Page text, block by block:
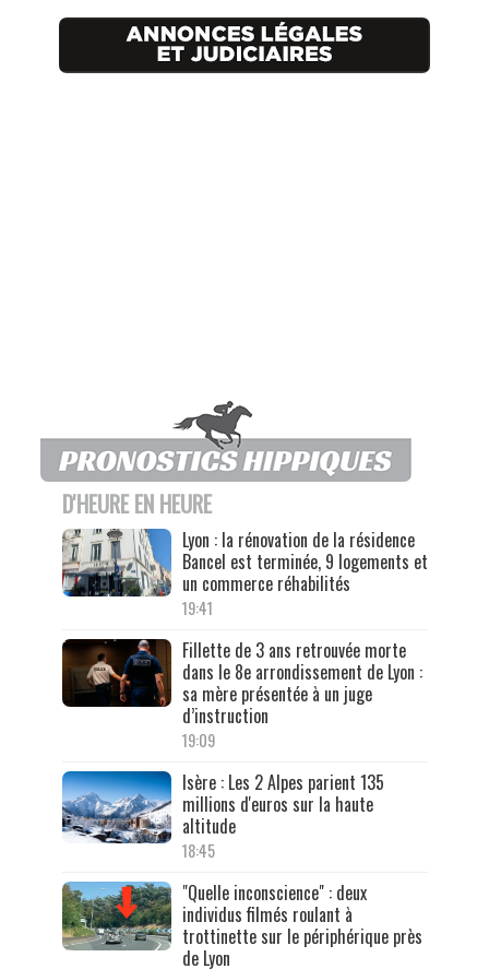
D'HEURE EN HEURE
Lyon : la rénovation de la résidence
Bancel est terminée, 9 logements et
un commerce réhabilités
19:41
Fillette de 3 ans retrouvée morte
dans le 8e arrondissement de Lyon :
sa mère présentée à un juge
d’instruction
19:09
Isère : Les 2 Alpes parient 135
millions d'euros sur la haute
altitude
18:45
"Quelle inconscience" : deux
individus filmés roulant à
trottinette sur le périphérique près
de Lyon